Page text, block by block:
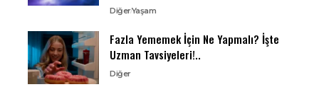
DiğerYaşam
Fazla Yememek İçin Ne Yapmalı? İşte
Uzman Tavsiyeleri!..
Diğer